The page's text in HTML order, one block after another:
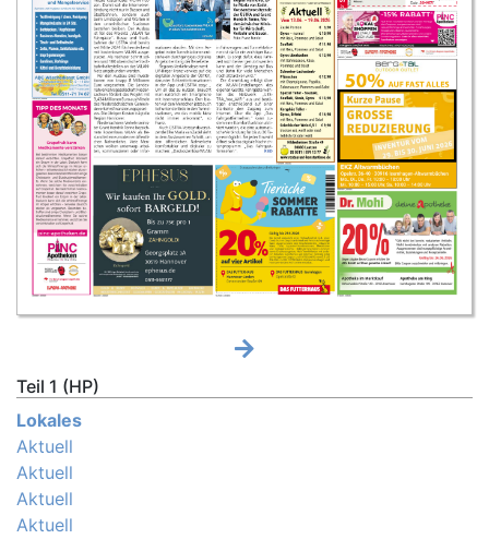
Teil 1 (HP)
Lokales
Aktuell
Aktuell
Aktuell
Aktuell